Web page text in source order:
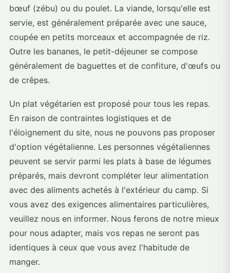
bœuf (zébu) ou du poulet. La viande, lorsqu'elle est
servie, est généralement préparée avec une sauce,
coupée en petits morceaux et accompagnée de riz.
Outre les bananes, le petit-déjeuner se compose
généralement de baguettes et de confiture, d'œufs ou
de crêpes.
Un plat végétarien est proposé pour tous les repas.
En raison de contraintes logistiques et de
l'éloignement du site, nous ne pouvons pas proposer
d'option végétalienne. Les personnes végétaliennes
peuvent se servir parmi les plats à base de légumes
préparés, mais devront compléter leur alimentation
avec des aliments achetés à l'extérieur du camp. Si
vous avez des exigences alimentaires particulières,
veuillez nous en informer. Nous ferons de notre mieux
pour nous adapter, mais vos repas ne seront pas
identiques à ceux que vous avez l'habitude de
manger.